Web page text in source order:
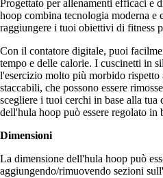
Progettato per allenamenti efficaci e
hoop combina tecnologia moderna e
raggiungere i tuoi obiettivi di fitness
Con il contatore digitale, puoi
tempo e delle calorie. I cuscinetti in
l'esercizio molto più morbido
staccabili, che possono essere
scegliere i tuoi cerchi in base alla
dell'hula hoop può essere regolato in
Dimensioni
La dimensione dell'hula hoop può
aggiungendo/rimuovendo sezioni